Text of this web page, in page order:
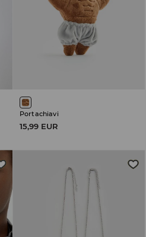
Portachiavi
15,99 EUR